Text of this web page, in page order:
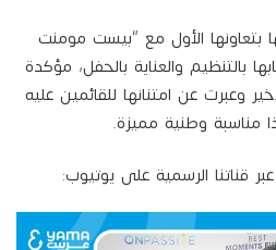
بتعاونها الأول مع “بيست مومنت
بالتنظيم والعناية بالحفل، مؤكدة
وعبرت عن امتنانها للقائمين عليه
مناسبة وطنية مميزة.
قناتنا الرسمية على يوتيوب: